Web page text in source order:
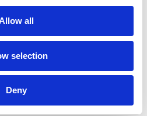
all
selection
Deny
gleichzeitig ein
zufriedenstellenderen